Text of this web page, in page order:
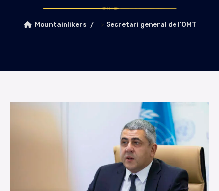
Mountainlikers > Secretari general de l’OMT